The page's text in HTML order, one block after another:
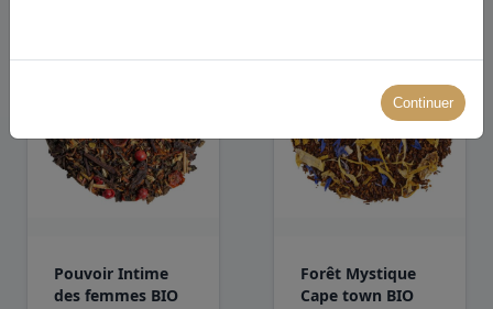
Continuer
Pouvoir Intime
des femmes BIO
Forêt Mystique
Cape town BIO